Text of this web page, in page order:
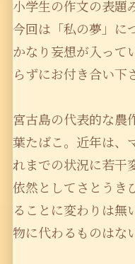
小学生の作文の表題
今回は「私の夢」に
かなり妄想が入って
らずにお付き合い下
宮古島の代表的な農
葉たばこ。近年は、
れまでの状況に若干
依然としてさとうき
ることに変わりは無
物に代わるものはな